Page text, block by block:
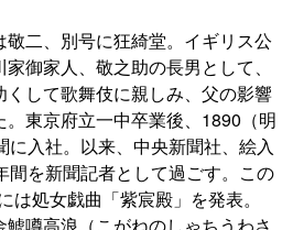
二、別号に狂綺堂。イギリス公
御家人、敬之助の長男として、
して歌舞伎に親しみ、父の影響
東京府立一中卒業後、1890（明
に入社。以来、中央新聞社、絵入
間を新聞記者として過ごす。この
は処女戯曲「紫宸殿」を発表。